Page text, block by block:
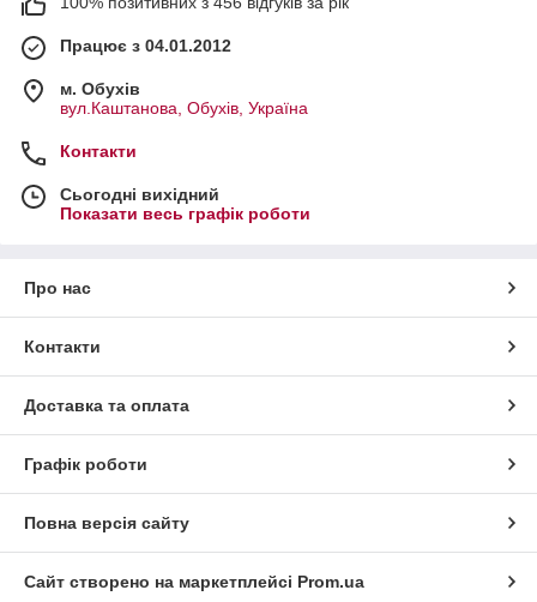
Працює з 04.01.2012
м. Обухів
вул.Каштанова, Обухів, Україна
Контакти
Сьогодні вихідний
Показати весь графік роботи
Про нас
Контакти
Доставка та оплата
Графік роботи
Повна версія сайту
Сайт створено на маркетплейсі Prom.ua